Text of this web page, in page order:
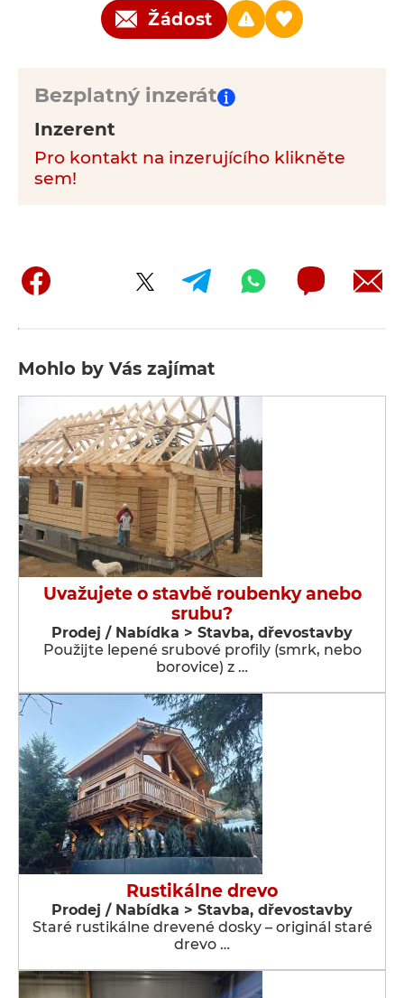
Žádost
Bezplatný inzerát
Inzerent
Pro kontakt na inzerujícího klikněte
sem!
Mohlo by Vás zajímat
Uvažujete o stavbě roubenky anebo
srubu?
Prodej / Nabídka > Stavba, dřevostavby
Použijte lepené srubové profily (smrk, nebo
borovice) z …
Rustikálne drevo
Prodej / Nabídka > Stavba, dřevostavby
Staré rustikálne drevené dosky – originál staré
drevo …